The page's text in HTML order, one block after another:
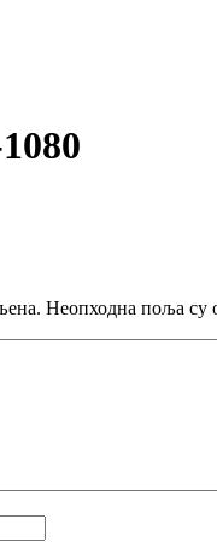
Неопходна поља су